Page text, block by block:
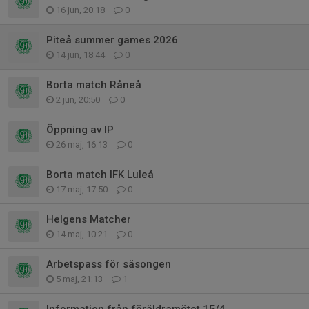
16 jun, 20:18 0
Piteå summer games 2026
14 jun, 18:44 0
Borta match Råneå
2 jun, 20:50 0
Öppning av IP
26 maj, 16:13 0
Borta match IFK Luleå
17 maj, 17:50 0
Helgens Matcher
14 maj, 10:21 0
Arbetspass för säsongen
5 maj, 21:13 1